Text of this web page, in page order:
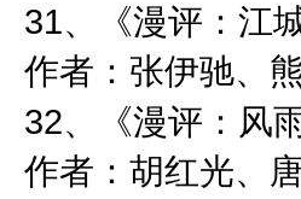
31、《漫评：江
作者：张伊驰、
32、《漫评：风
作者：胡红光、